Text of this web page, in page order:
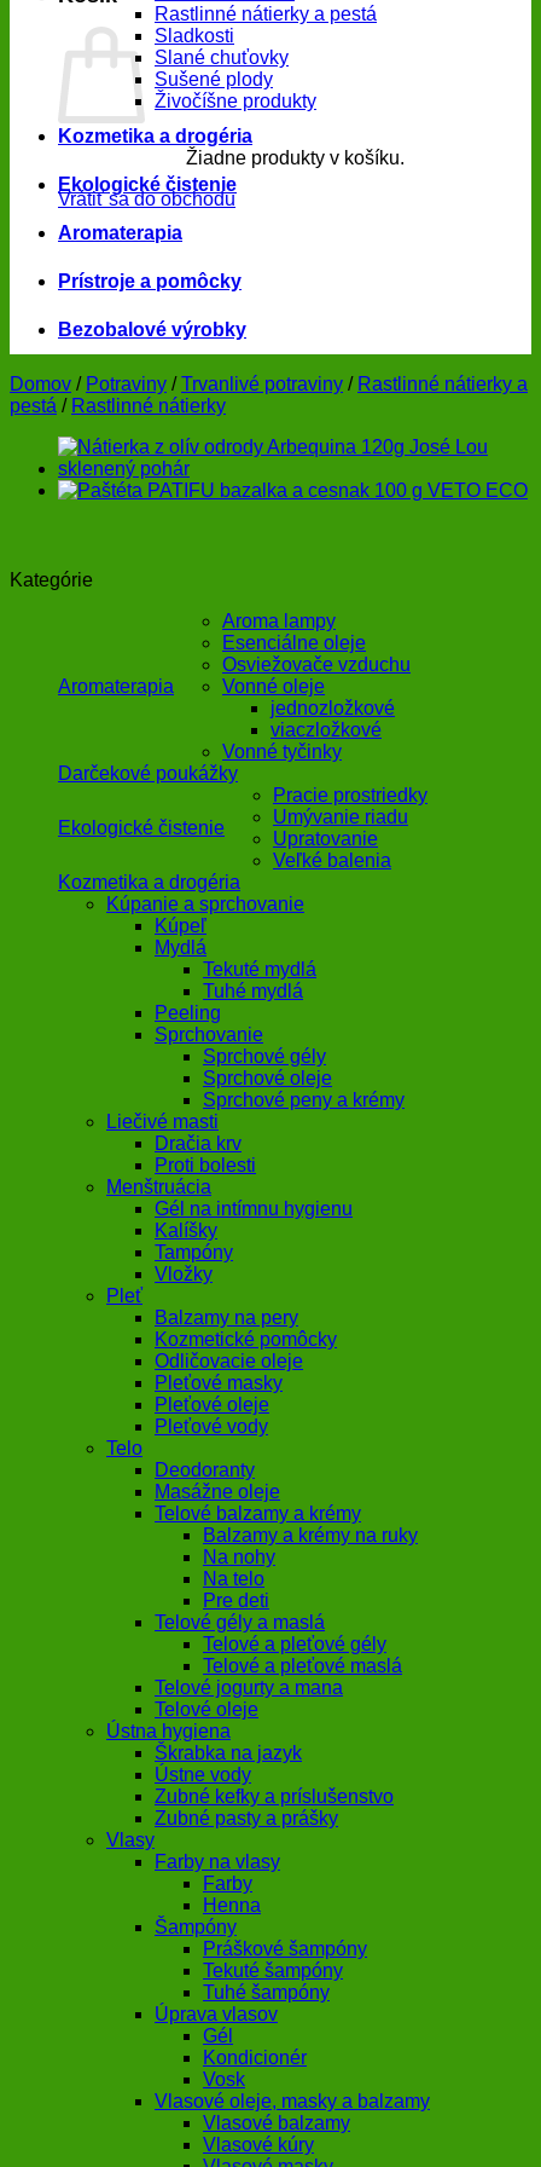
Žiadne produkty v košíku.
Vrátiť sa do obchodu
Rastlinné nátierky a pestá
Sladkosti
Slané chuťovky
Sušené plody
Živočíšne produkty
Kozmetika a drogéria
Ekologické čistenie
Aromaterapia
Prístroje a pomôcky
Bezobalové výrobky
Domov / Potraviny / Trvanlivé potraviny / Rastlinné nátierky a
pestá / Rastlinné nátierky
Kategórie
Aromaterapia
Aroma lampy
Esenciálne oleje
Osviežovače vzduchu
Vonné oleje
jednozložkové
viaczložkové
Vonné tyčinky
Darčekové poukážky
Ekologické čistenie
Pracie prostriedky
Umývanie riadu
Upratovanie
Veľké balenia
Kozmetika a drogéria
Kúpanie a sprchovanie
Kúpeľ
Mydlá
Tekuté mydlá
Tuhé mydlá
Peeling
Sprchovanie
Sprchové gély
Sprchové oleje
Sprchové peny a krémy
Liečivé masti
Dračia krv
Proti bolesti
Menštruácia
Gél na intímnu hygienu
Kalíšky
Tampóny
Vložky
Pleť
Balzamy na pery
Kozmetické pomôcky
Odličovacie oleje
Pleťové masky
Pleťové oleje
Pleťové vody
Telo
Deodoranty
Masážne oleje
Telové balzamy a krémy
Balzamy a krémy na ruky
Na nohy
Na telo
Pre deti
Telové gély a maslá
Telové a pleťové gély
Telové a pleťové maslá
Telové jogurty a mana
Telové oleje
Ústna hygiena
Škrabka na jazyk
Ústne vody
Zubné kefky a príslušenstvo
Zubné pasty a prášky
Vlasy
Farby na vlasy
Farby
Henna
Šampóny
Práškové šampóny
Tekuté šampóny
Tuhé šampóny
Úprava vlasov
Gél
Kondicionér
Vosk
Vlasové oleje, masky a balzamy
Vlasové balzamy
Vlasové kúry